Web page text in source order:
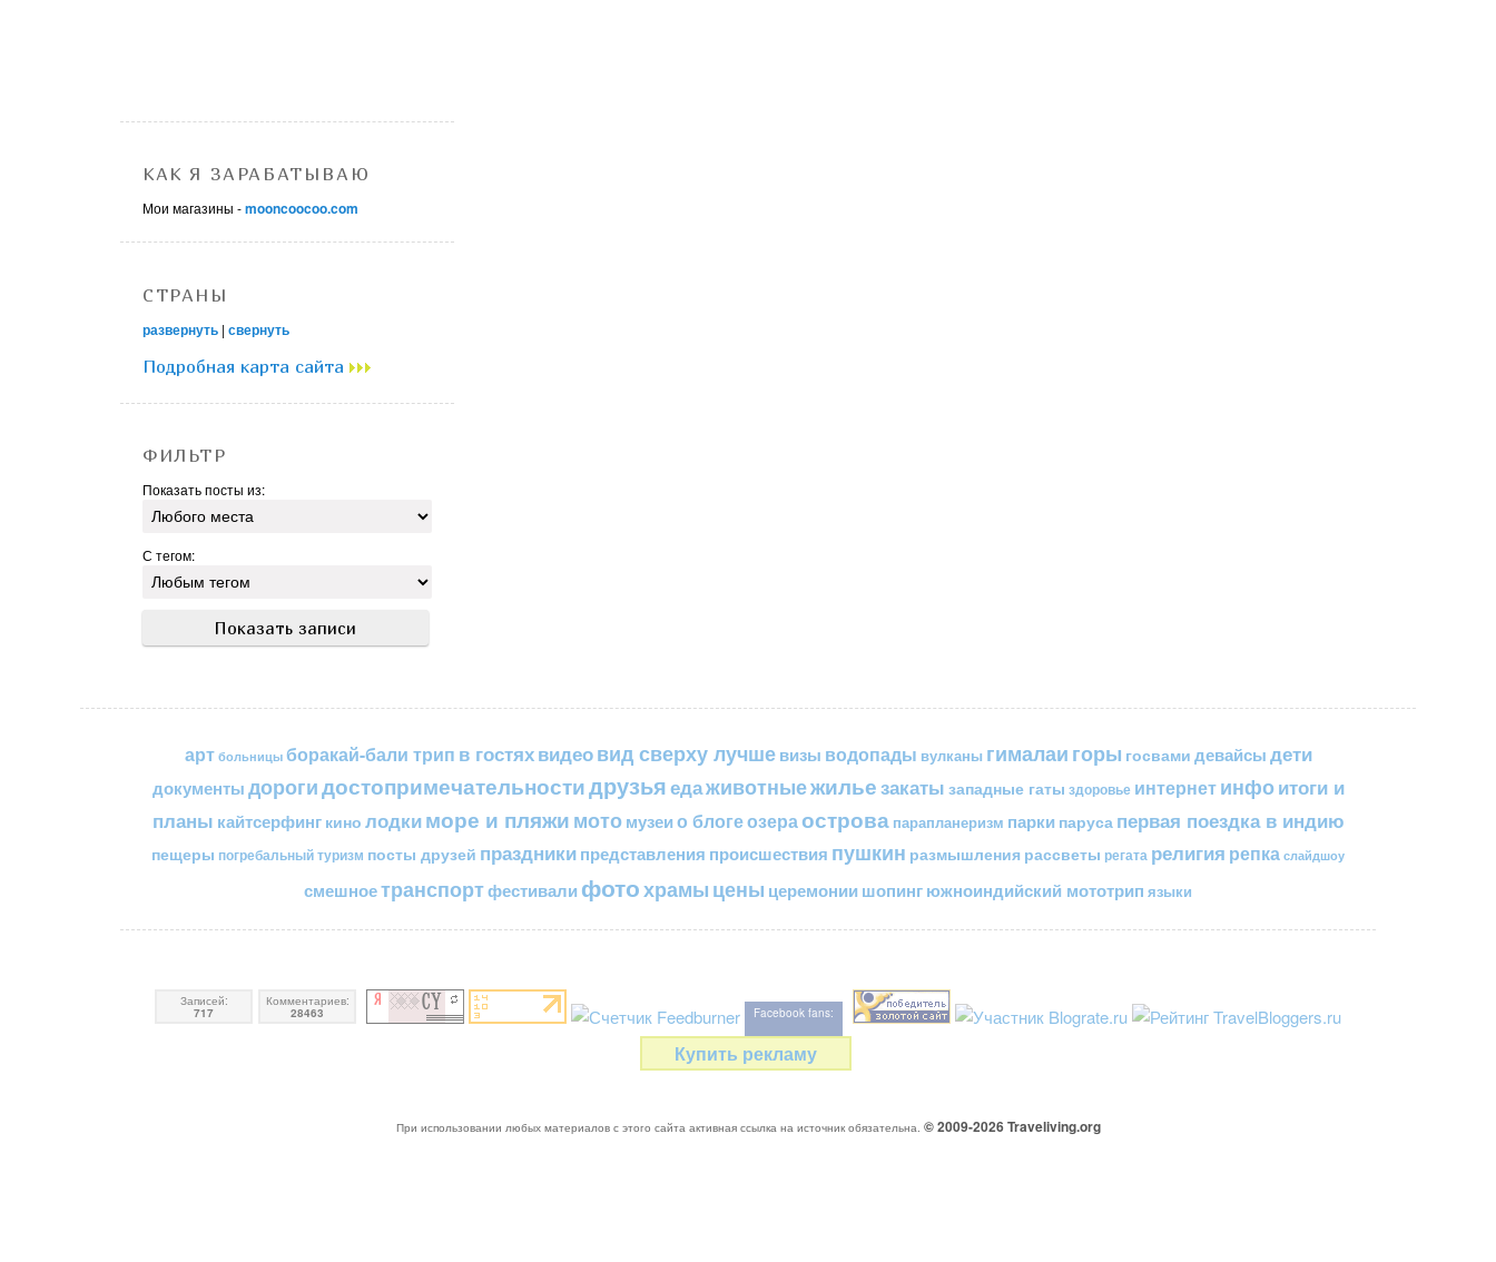
КАК Я ЗАРАБАТЫВАЮ
Мои магазины -mooncoocoo.com
СТРАНЫ
развернуть | свернуть
Подробная карта сайта
ФИЛЬТР
Показать посты из:
С тегом:
арт больницы боракай-бали трип в гостяхвидеовид сверху лучше визы водопады вулканы гималаи горы госвами девайсы дети
документыдорогидостопримечательностидрузьяедаживотныежильезакаты западные гаты здоровье интернетинфоитоги и
планы кайтсерфинг кино лодкиморе и пляжимото музеи о блогеозераострова парапланеризм парки паруса первая поездка в индию
пещеры погребальный туризм посты друзей праздникипредставления происшествия пушкин размышления рассветы регата религия репка слайдшоу
смешноетранспортфестивали фотохрамы цены церемонии шопингюжноиндийский мототрип языки
Записей:
717
Комментариев:
28463 Facebook fans:
Купить рекламу
При использовании любых материалов с этого сайта активная ссылка на источник обязательна. © 2009-2026Traveliving.org